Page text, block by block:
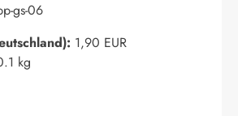
gs-06
1,90 EUR
kg